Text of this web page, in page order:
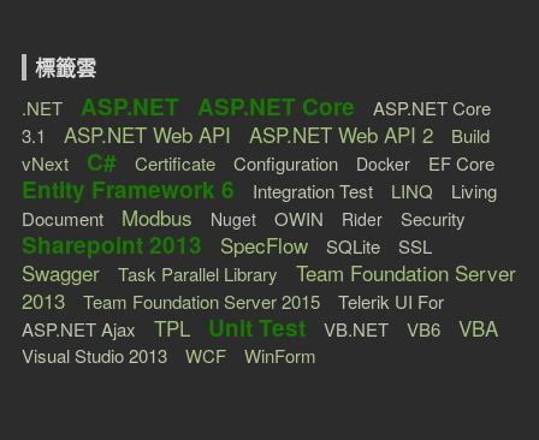
標籤雲
.NET ASP.NET ASP.NET Core
ASP.NET Core
3.1
ASP.NET Web API ASP.NET Web API 2
Build
vNext
C# Certificate Configuration Docker EF Core
Entity Framework 6 Integration Test LINQ
Living
Document
Modbus Nuget OWIN Rider Security
Sharepoint 2013 SpecFlow SQLite SSL
Swagger Task Parallel Library
Team Foundation Server
2013
Team Foundation Server 2015
Telerik UI For
ASP.NET Ajax
TPL Unit Test VB.NET VB6 VBA
Visual Studio 2013 WCF WinForm